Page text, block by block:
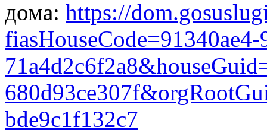
дома: https://
bde9c1f132c7